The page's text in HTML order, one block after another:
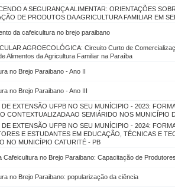
A SEGURANÇA ALIMENTAR: ORIENTAÇÕES
DE PRODUTOS DA AGRICULTURA FAMILIAR EM
da cafeicultura no brejo paraibano
AGROECOLÓGICA: Circuito Curto de
Alimentos da Agricultura Familiar na Paraíba
no Brejo Paraibano - Ano II
no Brejo Paraibano - Ano III
EXTENSÃO UFPB NO SEU MUNÍCIPIO - 2023:
CONTEXTUALIZADA AO SEMIÁRIDO NOS MUNICÍPIO
EXTENSÃO UFPB NO SEU MUNÍCIPIO - 2024:
E ESTUDANTES EM EDUCAÇÃO, TÉCNICAS E
NO MUNICÍPIO CATURITÉ - PB
Cafeicultura no Brejo Paraibano: Capacitação de Produtores
no Brejo Paraibano: popularização da ciência